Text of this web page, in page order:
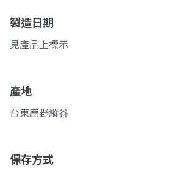
製造日期
見產品上標示
產地
台東鹿野縱谷
保存方式